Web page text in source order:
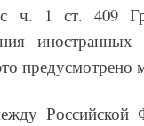
ч. 1 ст. 409
Российской